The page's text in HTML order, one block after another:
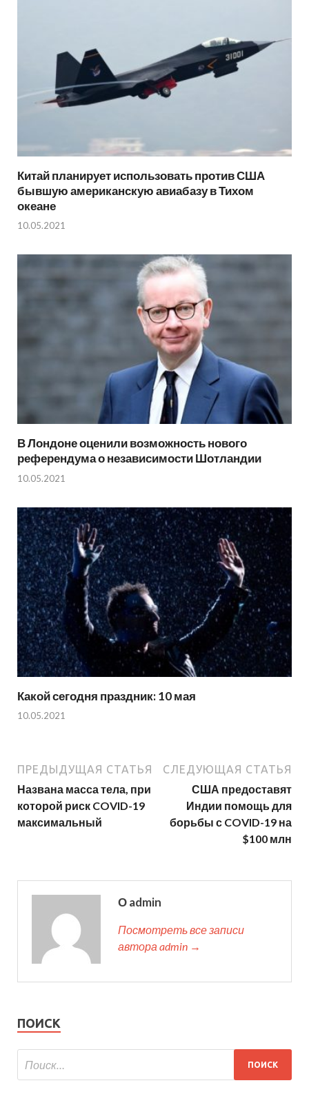
Китай планирует использовать против США
бывшую американскую авиабазу в Тихом
океане
10.05.2021
В Лондоне оценили возможность нового
референдума о независимости Шотландии
10.05.2021
Какой сегодня праздник: 10 мая
10.05.2021
ПРЕДЫДУЩАЯ СТАТЬЯ
Названа масса тела, при
которой риск COVID-19
максимальный
СЛЕДУЮЩАЯ СТАТЬЯ
США предоставят
Индии помощь для
борьбы с COVID-19 на
$100 млн
О admin
Посмотреть все записи
автора admin →
ПОИСК